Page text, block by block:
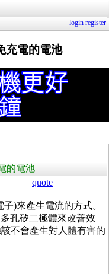
login register
充電的電池
的電池
quote
)來產生電流的方式。
孔矽二極體來改善效
不會產生對人體有害的